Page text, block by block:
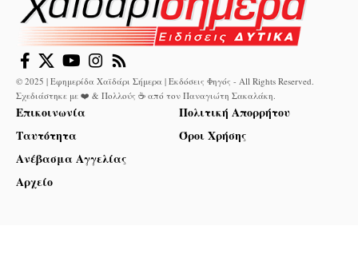
© 2025 | Εφημερίδα Χαϊδάρι Σήμερα | Εκδόσεις Φηγός - All Rights Reserved.
Σχεδιάστηκε με ❤️ & Πολλούς ☕ από τον Παναγιώτη Σακαλάκη
Επικοινωνία
Ταυτότητα
Ανέβασμα Αγγελίας
Αρχείο
Πολιτική Απορρήτου
Όροι Χρήσης